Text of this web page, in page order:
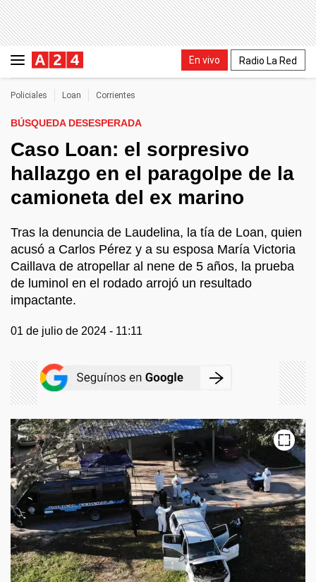
En vivo Radio La Red
Policiales Loan Corrientes
BÚSQUEDA DESESPERADA
Caso Loan: el sorpresivo
hallazgo en el paragolpe de la
camioneta del ex marino
Tras la denuncia de Laudelina, la tía de Loan, quien
acusó a Carlos Pérez y a su esposa María Victoria
Caillava de atropellar al nene de 5 años, la prueba
de luminol en el rodado arrojó un resultado
impactante.
01 de julio de 2024 - 11:11